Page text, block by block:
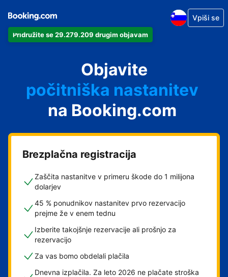
Pridružite se 29.279.209 drugim objavam
Vpiši se
Objavite
svoj apartma
svoj hotel
počitniška nastanitev
svoje gostišče
svoj B&B
na Booking.com
Brezplačna registracija
Zaščita nastanitve v primeru škode do 1 milijona
dolarjev
45 % ponudnikov nastanitev prvo rezervacijo
prejme že v enem tednu
Izberite takojšnje rezervacije ali prošnjo za
rezervacijo
Za vas bomo obdelali plačila
Dnevna izplačila. Za leto 2026 ne plačate stroška